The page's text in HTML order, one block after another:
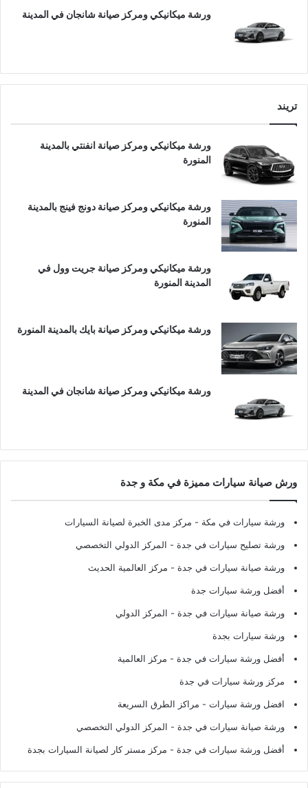
ورشة ميكانيكي ومركز صيانة شانجان في المدينة
تريند
ورشة ميكانيكي ومركز صيانة انفنتي بالمدينة
المنورة
ورشة ميكانيكي ومركز صيانة دونج فينج بالمدينة
المنورة
ورشة ميكانيكي ومركز صيانة جريت وول في
المدينة المنورة
ورشة ميكانيكي ومركز صيانة بايك بالمدينة المنورة
ورشة ميكانيكي ومركز صيانة شانجان في المدينة
ورش صيانة سيارات مميزة في مكة و جدة
ورشة سيارات في مكة - مركز مدى الخبرة لصيانة السيارات
ورشة تصليح سيارات في جدة - المركز الدولي التخصصي
ورشة صيانة سيارات في جدة - مركز العالمية الحديث
أفضل ورشة سيارات جدة
ورشة صيانة سيارات في جدة - المركز الدولي
ورشة سيارات بجدة
أفضل ورشة سيارات في جدة - مركز العالمية
مركز ورشة سيارات في جدة
افضل ورشة سيارات - مراكز الطرق السريعة
ورشة صيانة سيارات في جدة - المركز الدولي التخصصي
أفضل ورشة سيارات في جدة - مركز مستر كار لصيانة السيارات بجدة